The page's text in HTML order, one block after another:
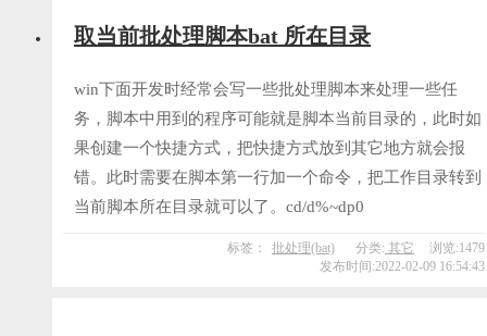
取当前批处理脚本bat 所在目录
win下面开发时经常会写一些批处理脚本来处理一些任
务，脚本中用到的程序可能就是脚本当前目录的，此时如
果创建一个快捷方式，把快捷方式放到其它地方就会报
错。此时需要在脚本第一行加一个命令，把工作目录转到
当前脚本所在目录就可以了。cd/d%~dp0
标签： 批处理(bat) 分类: 其它
浏览:1479
发布时间:2022-02-09 16:54:43